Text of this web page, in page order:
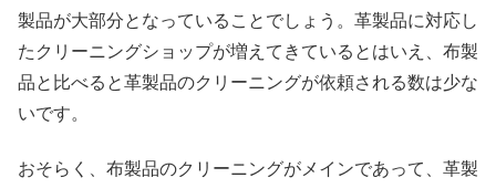
製品が大部分となっていることでしょう。革製品に対応し
たクリーニングショップが増えてきているとはいえ、布製
品と比べると革製品のクリーニングが依頼される数は少な
いです。
おそらく、布製品のクリーニングがメインであって、革製